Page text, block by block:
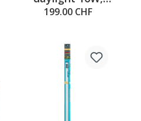
487mm, 7000 K
199.00 CHF